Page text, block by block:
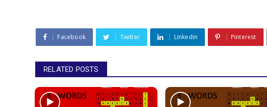
Facebook Twitter Linkedin Pinterest
RELATED POSTS